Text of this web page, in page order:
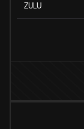
ZULU